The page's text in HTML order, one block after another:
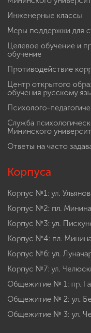
Инженерные классы
Меры поддержки для
Целевое обучение и
обучение
Противодействие
Центр открытого
обучения русскому
Психолого-
Служба
Мининского
Ответы на часто
Корпуса
Корпус №1: ул.
Корпус №2: пл.
Корпус №3: ул.
Корпус №4: пл.
Корпус №6: ул.
Корпус №7: ул.
Общежитие № 1: пр.
Общежитие № 2: ул.
Общежитие № 3: ул.